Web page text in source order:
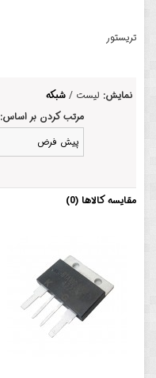
تریستور
نمایش: لیست / شبکه
مرتب کردن بر اساس:
مقایسه کالاها (0)